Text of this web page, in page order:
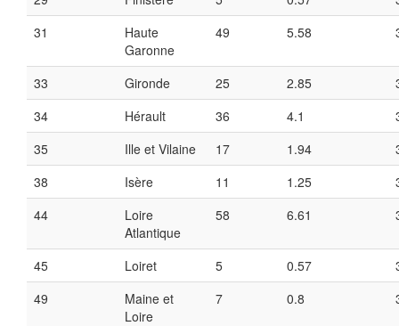
31
Haute
Garonne
49 5.58
33 Gironde 25 2.85
34
Hérault 36 4.1
35
Ille et Vilaine 17 1.94
38
Isère 11 1.25
44
Loire
Atlantique
58 6.61
45 Loiret 5 0.57
49
Maine et
Loire
7 0.8